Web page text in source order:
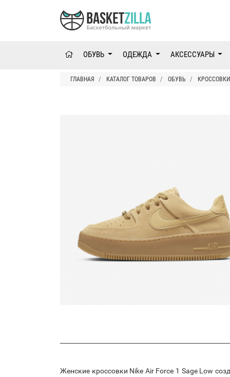
ОБУВЬ ОДЕЖДА АКСЕССУАРЫ
ГЛАВНАЯ КАТАЛОГ ТОВАРОВ ОБУВЬ КРОССОВКИ
Женские кроссовки Nike Air Force 1 Sage Low